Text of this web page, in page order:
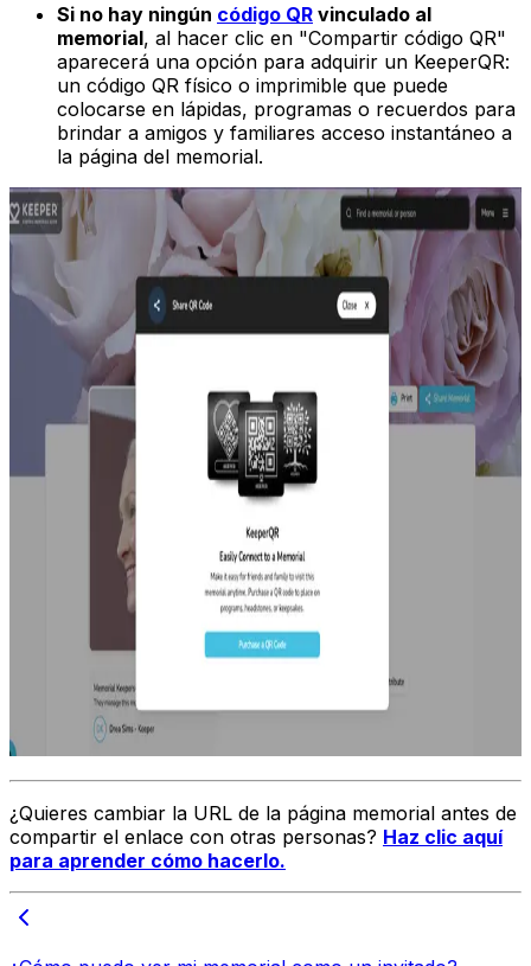
Si no hay ningún código QR vinculado al
memorial, al hacer clic en "Compartir código QR"
aparecerá una opción para adquirir un KeeperQR:
un código QR físico o imprimible que puede
colocarse en lápidas, programas o recuerdos para
brindar a amigos y familiares acceso instantáneo a
la página del memorial.
¿Quieres cambiar la URL de la página memorial antes de
compartir el enlace con otras personas? Haz clic aquí
para aprender cómo hacerlo.